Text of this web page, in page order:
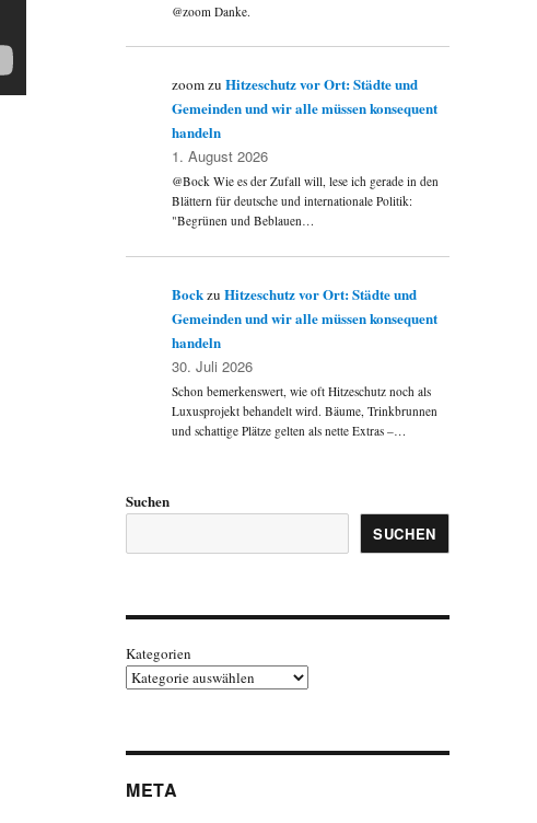
@zoom Danke.
zoomzuHitzeschutz vor Ort: Städte und
Gemeinden und wir alle müssen konsequent
handeln
1. August 2026
@Bock Wie es der Zufall will, lese ich gerade in den
Blättern für deutsche und internationale Politik:
"Begrünen und Beblauen…
BockzuHitzeschutz vor Ort: Städte und
Gemeinden und wir alle müssen konsequent
handeln
30. Juli 2026
Schon bemerkenswert, wie oft Hitzeschutz noch als
Luxusprojekt behandelt wird. Bäume, Trinkbrunnen
und schattige Plätze gelten als nette Extras –…
Suchen
SUCHEN
Kategorien
META